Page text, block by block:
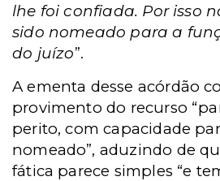
lhe foi confiada. Por isso
sido nomeado para a
do juízo”.
A ementa desse acórdão
provimento do recurso
perito, com capacidade
nomeado”, aduzindo de
fática parece simples “e